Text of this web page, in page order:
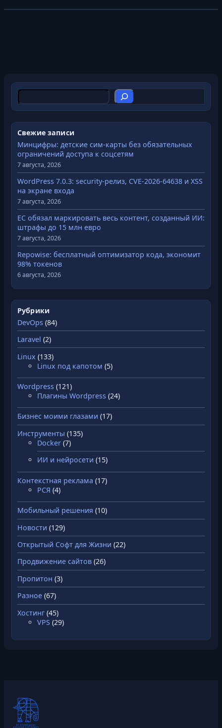
П
о
с
к
Свежие записи
Минцифры: детские сим-карты без обязательных
ограничений доступа к соцсетям
7 августа, 2026
WordPress 7.0.3: security-релиз, CVE-2026-64638 и XSS
на экране входа
7 августа, 2026
ЕС обязал маркировать весь контент, созданный ИИ:
штрафы до 15 млн евро
7 августа, 2026
Repowise: бесплатный оптимизатор кода, экономит
98% токенов
6 августа, 2026
Рубрики
DevOps (84)
Laravel (2)
Linux (133)
Linux под капотом (5)
Wordpress (121)
Плагины Wordpress (24)
Бизнес моими глазами (17)
Инструменты (135)
Docker (7)
ИИ и нейросети (15)
Контекстная реклама (17)
РСЯ (4)
Мобильный решения (10)
Новости (129)
Открытый Софт для Жизни (22)
Продвижение сайтов (26)
Пропитон (3)
Разное (67)
Хостинг (45)
VPS (29)